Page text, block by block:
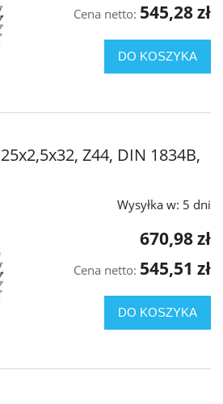
Cena netto: 545,28 zł
DO KOSZYKA
Z44, DIN 1834B,
Wysyłka w: 5 dni
670,98 zł
Cena netto: 545,51 zł
DO KOSZYKA